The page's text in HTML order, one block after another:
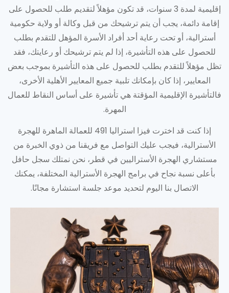
إقليمية لمدة 3 سنوات، قد تكون مؤهلاً لتقديم طلب للحصول على
إقامة دائمة، يجب أن يتم ترشيحك من قبل وكالة أو ولاية حكومية
أسترالية، أو تحت رعاية أحد أفراد الأسرة المؤهل للتقدم بطلب
للحصول على هذه التأشيرة، إذا لم يتم ترشيحك أو رعايتك، فقد
تظل مؤهلاً للتقدم بطلب للحصول على هذه التأشيرة بموجب بعض
المعايير، إذا كان بإمكانك تلبية جميع المعايير الأهلية الأخرى،
فالتأشيرة الإقليمية المؤقتة هي تأشيرة على أساس النقاط للعمال
المهرة.
إذا كنت قد اخترت فيزا استراليا 491 للعمالة الماهرة للهجرة
الأسترالية، فيجب عليك التواصل مع فريقنا من ذوي الخبرة من
مستشاري الهجرة الأستراليين في قطر، نحن نمتلك سجل حافل
بأعلى نسبة نجاح في برامج الهجرة الأسترالية المختلفة، يمكنك
الاتصال بنا اليوم لتحديد موعد جلسة استشارة مجانًا.